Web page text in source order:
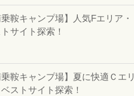
乗鞍キャンプ場】人気Fエリア・
サイト探索！
乗鞍キャンプ場】夏に快適Ｃエリ
ストサイト探索！